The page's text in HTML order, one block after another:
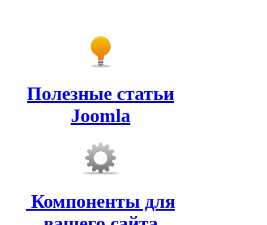
Полезные статьи
Joomla
Компоненты для